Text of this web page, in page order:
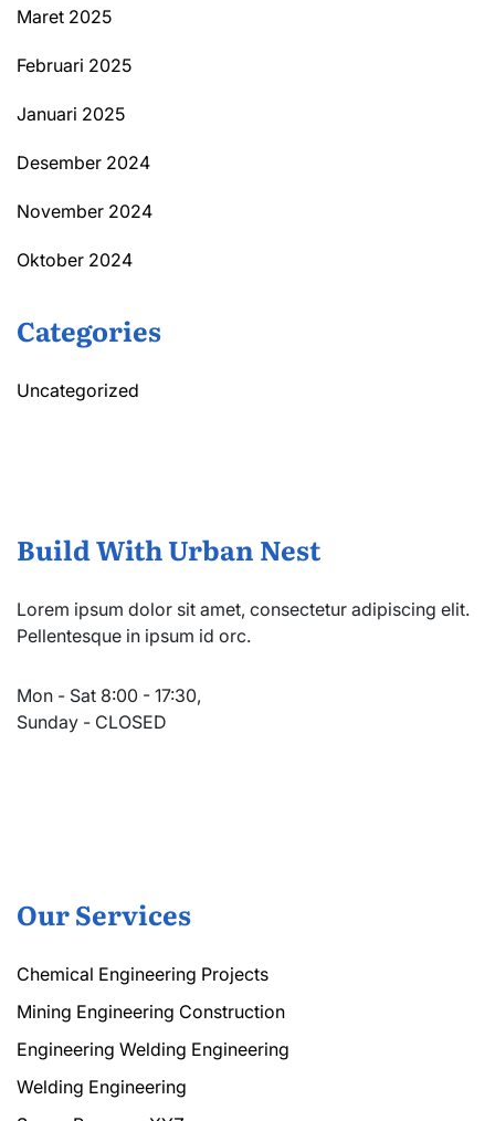
Maret 2025
Februari 2025
Januari 2025
Desember 2024
November 2024
Oktober 2024
Categories
Uncategorized
Build With Urban Nest
Lorem ipsum dolor sit amet, consectetur adipiscing elit.
Pellentesque in ipsum id orc.
Mon - Sat 8:00 - 17:30,
Sunday - CLOSED
Our Services
Chemical Engineering Projects
Mining Engineering Construction
Engineering Welding Engineering
Welding Engineering